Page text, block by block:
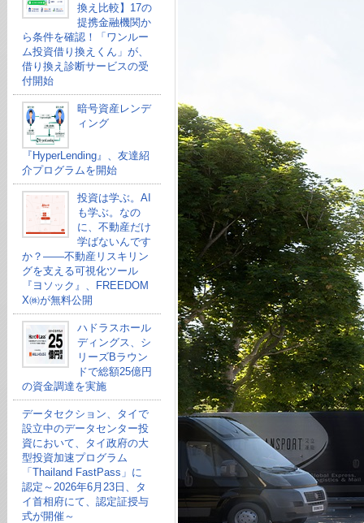
換え比較】17の
提携金融機関か
ら条件を確認！「ワンルー
ム投資借り換えくん」が、
借り換え診断サービスの受
付開始
暗号資産レンデ
ィング
『HyperLending』、友達紹
介プログラムを開始
投資は学ぶ。AI
も学ぶ。なの
に、不動産だけ
学ばないんです
か？——不動産リスキリン
グを支える可視化ツール
『ヨソック』、FREEDOM
X㈱が無料公開
ハドラスホール
ディングス、シ
リーズBラウン
ドで総額25億円
の資金調達を実施
データセクション、タイで
設立中のデータセンター投
資において、タイ政府の大
型投資加速プログラム
「Thailand FastPass」に
認定～2026年6月23日、タ
イ首相府にて、認定証授与
式が開催～